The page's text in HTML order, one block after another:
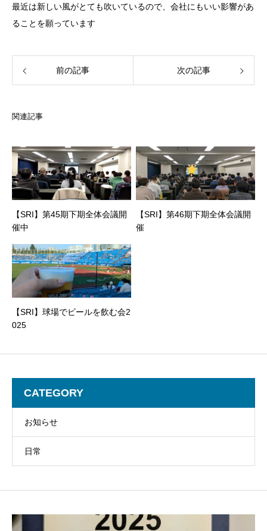
最近は新しい風がとても吹いているので、会社にもいい影響があ
ることを願っています
前の記事 次の記事
関連記事
【SRI】第45期下期全体会議開
催中
【SRI】第46期下期全体会議開
催
【SRI】球場でビールを飲む会2
025
CATEGORY
お知らせ
日常